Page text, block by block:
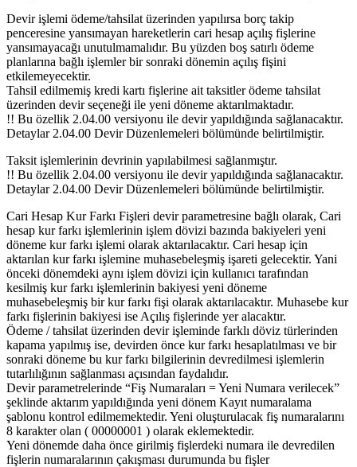
Devir işlemi ödeme/tahsilat üzerinden yapılırsa borç takip
penceresine yansımayan hareketlerin cari hesap açılış fişlerine
yansımayacağı unutulmamalıdır. Bu yüzden boş satırlı ödeme
planlarına bağlı işlemler bir sonraki dönemin açılış fişini
etkilemeyecektir.
Tahsil edilmemiş kredi kartı fişlerine ait taksitler ödeme tahsilat
üzerinden devir seçeneği ile yeni döneme aktarılmaktadır.
!! Bu özellik 2.04.00 versiyonu ile devir yapıldığında sağlanacaktır.
Detaylar 2.04.00 Devir Düzenlemeleri bölümünde belirtilmiştir.
Taksit işlemlerinin devrinin yapılabilmesi sağlanmıştır.
!! Bu özellik 2.04.00 versiyonu ile devir yapıldığında sağlanacaktır.
Detaylar 2.04.00 Devir Düzenlemeleri bölümünde belirtilmiştir.
Cari Hesap Kur Farkı Fişleri devir parametresine bağlı olarak, Cari
hesap kur farkı işlemlerinin işlem dövizi bazında bakiyeleri yeni
döneme kur farkı işlemi olarak aktarılacaktır. Cari hesap için
aktarılan kur farkı işlemine muhasebeleşmiş işareti gelecektir. Yani
önceki dönemdeki aynı işlem dövizi için kullanıcı tarafından
kesilmiş kur farkı işlemlerinin bakiyesi yeni döneme
muhasebeleşmiş bir kur farkı fişi olarak aktarılacaktır. Muhasebe kur
farkı fişlerinin bakiyesi ise Açılış fişlerinde yer alacaktır.
Ödeme / tahsilat üzerinden devir işleminde farklı döviz türlerinden
kapama yapılmış ise, devirden önce kur farkı hesaplatılması ve bir
sonraki döneme bu kur farkı bilgilerinin devredilmesi işlemlerin
tutarlılığının sağlanması açısından faydalıdır.
Devir parametrelerinde “Fiş Numaraları = Yeni Numara verilecek”
şeklinde aktarım yapıldığında yeni dönem Kayıt numaralama
şablonu kontrol edilmemektedir. Yeni oluşturulacak fiş numaralarını
8 karakter olan ( 00000001 ) olarak eklemektedir.
Yeni dönemde daha önce girilmiş fişlerdeki numara ile devredilen
fişlerin numaralarının çakışması durumunda bu fişler